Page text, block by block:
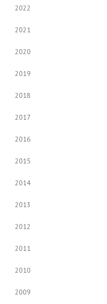
2022
2021
2020
2019
2018
2017
2016
2015
2014
2013
2012
2011
2010
2009